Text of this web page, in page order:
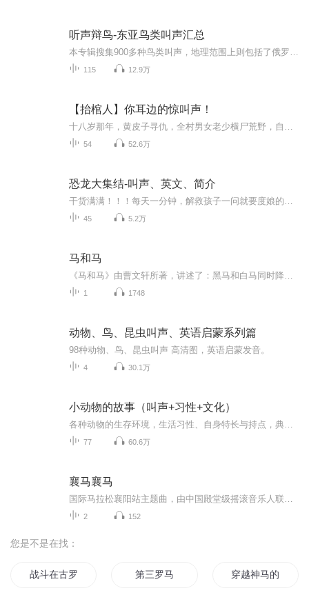
听声辩鸟-东亚鸟类叫声汇总
115 12.9万
【抬棺人】你耳边的惊叫声！
54 52.6万
恐龙大集结-叫声、英文、简介
45 5.2万
马和马
1 1748
动物、鸟、昆虫叫声、英语启蒙系列篇
98种动物、鸟、昆虫叫声 高清图，英语启蒙发音。
4 30.1万
小动物的故事（叫声+习性+文化）
77 60.6万
襄马襄马
2 152
您是不是在找：
战斗在古罗马帝国 第三罗马 穿越神马的